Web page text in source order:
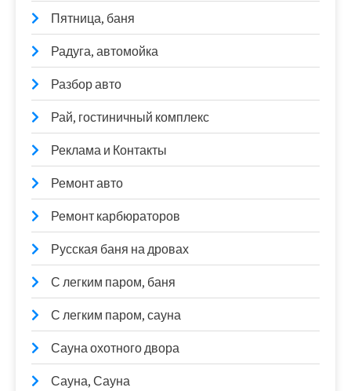
Пятница, баня
Радуга, автомойка
Разбор авто
Рай, гостиничный комплекс
Реклама и Контакты
Ремонт авто
Ремонт карбюраторов
Русская баня на дровах
С легким паром, баня
С легким паром, сауна
Сауна охотного двора
Сауна, Сауна